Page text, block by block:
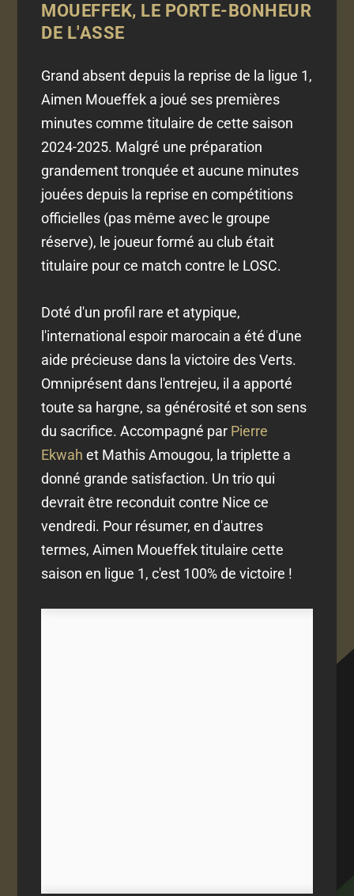
MOUEFFEK, LE PORTE-BONHEUR
DE L'ASSE
Grand absent depuis la reprise de la ligue 1,
Aimen Moueffek a joué ses premières
minutes comme titulaire de cette saison
2024-2025. Malgré une préparation
grandement tronquée et aucune minutes
jouées depuis la reprise en compétitions
officielles (pas même avec le groupe
réserve), le joueur formé au club était
titulaire pour ce match contre le LOSC.
Doté d'un profil rare et atypique,
l'international espoir marocain a été d'une
aide précieuse dans la victoire des Verts.
Omniprésent dans l'entrejeu, il a apporté
toute sa hargne, sa générosité et son sens
du sacrifice. Accompagné par Pierre
Ekwah et Mathis Amougou, la triplette a
donné grande satisfaction. Un trio qui
devrait être reconduit contre Nice ce
vendredi. Pour résumer, en d'autres
termes, Aimen Moueffek titulaire cette
saison en ligue 1, c'est 100% de victoire !